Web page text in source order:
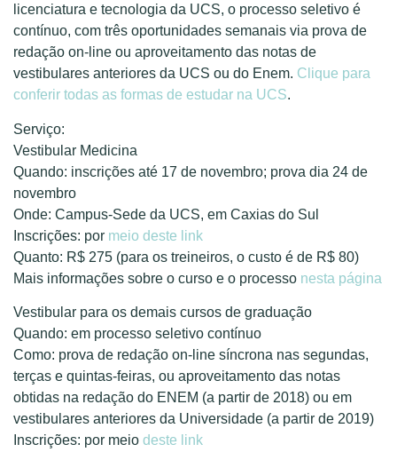
licenciatura e tecnologia da UCS, o processo seletivo é
contínuo, com três oportunidades semanais via prova de
redação on-line ou aproveitamento das notas de
vestibulares anteriores da UCS ou do Enem. Clique para
conferir todas as formas de estudar na UCS.
Serviço:
Vestibular Medicina
Quando: inscrições até 17 de novembro; prova dia 24 de
novembro
Onde: Campus-Sede da UCS, em Caxias do Sul
Inscrições: por meio deste link
Quanto: R$ 275 (para os treineiros, o custo é de R$ 80)
Mais informações sobre o curso e o processo nesta página
Vestibular para os demais cursos de graduação
Quando: em processo seletivo contínuo
Como: prova de redação on-line síncrona nas segundas,
terças e quintas-feiras, ou aproveitamento das notas
obtidas na redação do ENEM (a partir de 2018) ou em
vestibulares anteriores da Universidade (a partir de 2019)
Inscrições: por meio deste link